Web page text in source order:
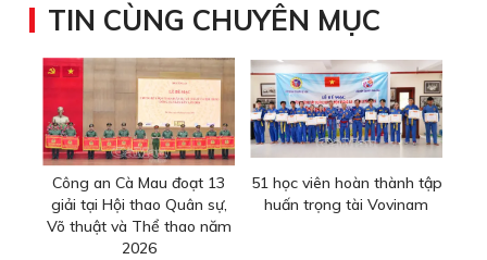
TIN CÙNG CHUYÊN MỤC
Công an Cà Mau đoạt 13
giải tại Hội thao Quân sự,
Võ thuật và Thể thao năm
2026
51 học viên hoàn thành tập
huấn trọng tài Vovinam